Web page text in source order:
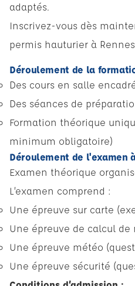
adaptés.
Inscrivez-vous dès
permis hauturier à
Déroulement de la
Des cours en salle
Des séances de
Formation théorique
minimum obligatoire)
Déroulement de l'examen
Examen théorique
L’examen comprend :
Une épreuve sur carte
Une épreuve de calcul de
Une épreuve météo
Une épreuve sécurité